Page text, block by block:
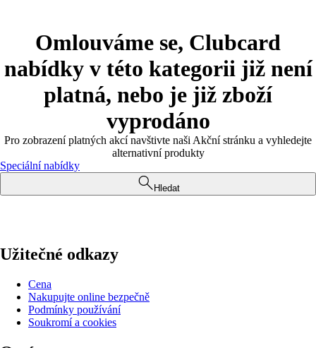
Omlouváme se, Clubcard
nabídky v této kategorii již není
platná, nebo je již zboží
vyprodáno
Pro zobrazení platných akcí navštivte naši Akční stránku a vyhledejte
alternativní produkty
Speciální nabídky
Hledat
Užitečné odkazy
Cena
Nakupujte online bezpečně
Podmínky používání
Soukromí a cookies